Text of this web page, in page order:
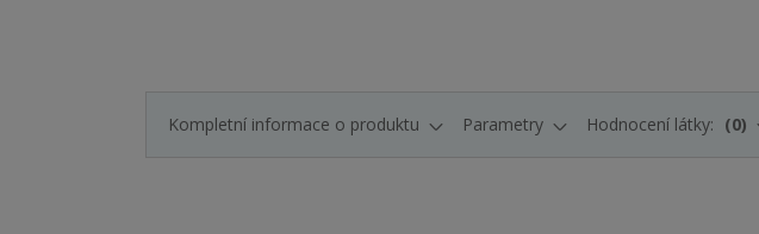
Kompletní informace o produktu Parametry Hodnocení látky: 0